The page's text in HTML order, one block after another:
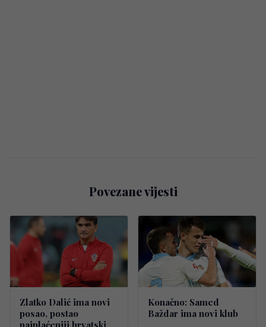
Povezane vijesti
Zlatko Dalić ima novi
posao, postao
najplaćeniji hrvatski
Konačno: Samed
Baždar ima novi klub